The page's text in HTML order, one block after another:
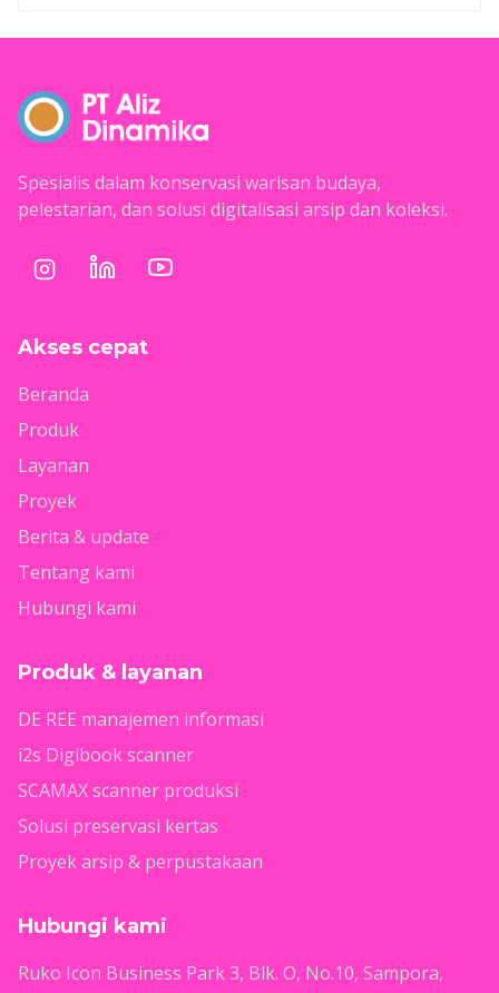
Spesialis dalam konservasi warisan budaya,
pelestarian, dan solusi digitalisasi arsip dan koleksi.
Akses cepat
Beranda
Produk
Layanan
Proyek
Berita & update
Tentang kami
Hubungi kami
Produk & layanan
DE REE manajemen informasi
i2s Digibook scanner
SCAMAX scanner produksi
Solusi preservasi kertas
Proyek arsip & perpustakaan
Hubungi kami
Ruko Icon Business Park 3, Blk. O, No.10, Sampora,